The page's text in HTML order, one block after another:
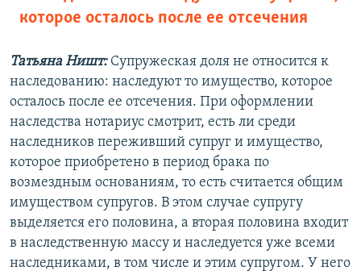
которое осталось после ее отсечения
Татьяна Ништ:Супружеская доля не относится к
наследованию: наследуют то имущество, которое
осталось после ее отсечения. При оформлении
наследства нотариус смотрит, есть ли среди
наследников переживший супруг и имущество,
которое приобретено в период брака по
возмездным основаниям, то есть считается общим
имуществом супругов. В этом случае супругу
выделяется его половина, а вторая половина входит
в наследственную массу и наследуется уже всеми
наследниками, в том числе и этим супругом. У него